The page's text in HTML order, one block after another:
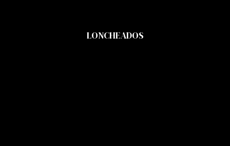
LONCHEADOS